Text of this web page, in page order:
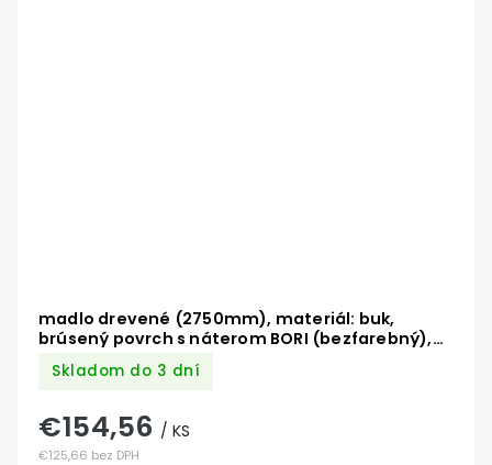
madlo drevené (2750mm), materiál: buk,
brúsený povrch s náterom BORI (bezfarebný),
set: 4 ks úchyt, madlo s ukončením
Skladom do 3 dní
€125,66 bez DPH
€154,56 / KS